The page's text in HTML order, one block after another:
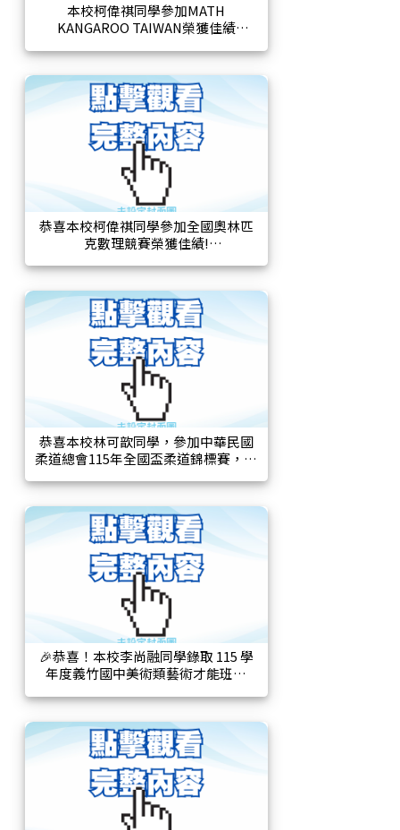
本校柯偉祺同學參加MATH
KANGAROO TAIWAN榮獲佳績
恭喜本校柯偉祺同學參加全國奧林匹
克數理競賽榮獲佳績!
恭喜本校林可歆同學，參加中華民國
柔道總會115年全國盃柔道錦標賽，榮
小女生高年級組第四級：-41Kg第五
名。
🎉恭喜！本校李尚融同學錄取 115 學
年度義竹國中美術類藝術才能班🎉